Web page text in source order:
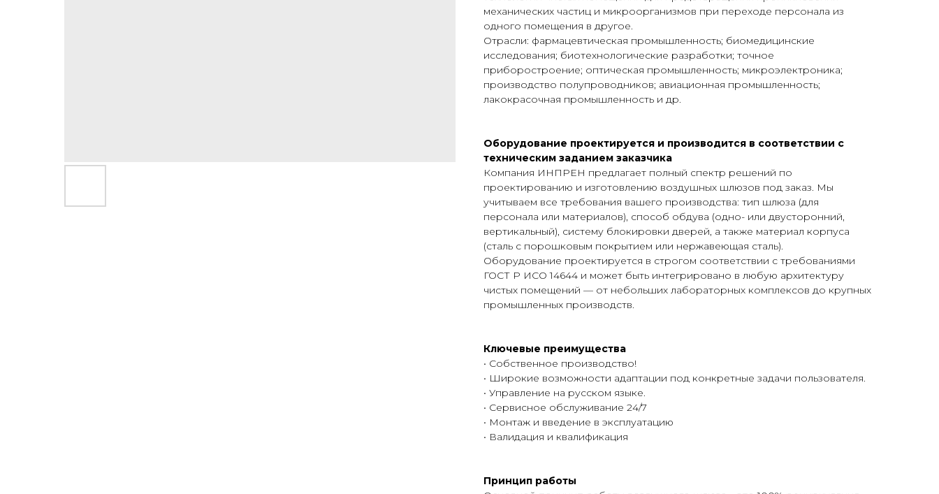
механических частиц и микроорганизмов при переходе персонала из
одного помещения в другое.
Отрасли: фармацевтическая промышленность; биомедицинские
исследования; биотехнологические разработки; точное
приборостроение; оптическая промышленность; микроэлектроника;
производство полупроводников; авиационная промышленность;
лакокрасочная промышленность и др.
Оборудование проектируется и производится в соответствии с
техническим заданием заказчика
Компания ИНПРЕН предлагает полный спектр решений по
проектированию и изготовлению воздушных шлюзов под заказ. Мы
учитываем все требования вашего производства: тип шлюза (для
персонала или материалов), способ обдува (одно- или двусторонний,
вертикальный), систему блокировки дверей, а также материал корпуса
(сталь с порошковым покрытием или нержавеющая сталь).
Оборудование проектируется в строгом соответствии с требованиями
ГОСТ Р ИСО 14644 и может быть интегрировано в любую архитектуру
чистых помещений — от небольших лабораторных комплексов до крупных
промышленных производств.
Ключевые преимущества
• Собственное производство!
• Широкие возможности адаптации под конкретные задачи пользователя.
• Управление на русском языке.
• Сервисное обслуживание 24/7
• Монтаж и введение в эксплуатацию
• Валидация и квалификация
Принцип работы